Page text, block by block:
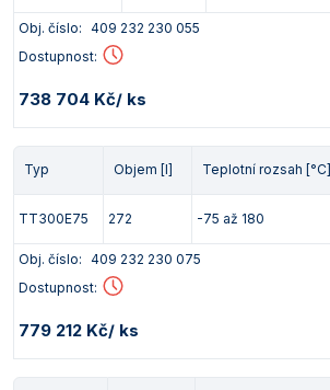
Obj. číslo: 409 232 230 055
Dostupnost:
738 704 Kč/ ks
Typ Objem [l] Teplotní rozsah [°C]
TT300E75 272 -75 až 180
Obj. číslo: 409 232 230 075
Dostupnost:
779 212 Kč/ ks